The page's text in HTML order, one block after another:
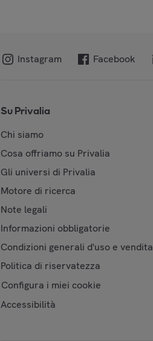
Instagram Facebook
Su Privalia
Chi siamo
Cosa offriamo su Privalia
Gli universi di Privalia
Motore di ricerca
Note legali
Informazioni obbligatorie
Condizioni generali d'uso e vendita
Politica di riservatezza
Configura i miei cookie
Accessibilità